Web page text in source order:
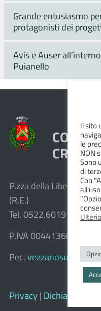
Grande entusiasmo
protagonisti dei
Avis e Auser
Puianello
P.zza della Libertà, 1 –
(R.E.)
Tel. 0522.601911 –
P.IVA 00441360351
Pec.
Privacy | Dichiarazione
Il sito
le
NON
Sono
di
Con